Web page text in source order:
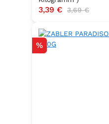
Verkaufspreis:
3,39 € Regulärer Preis:
3,69 €
Rabatt
%